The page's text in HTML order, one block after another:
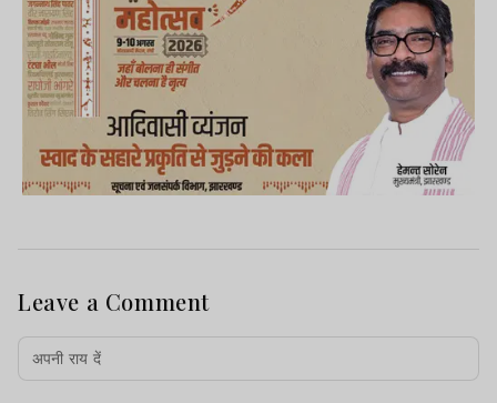
Leave a Comment